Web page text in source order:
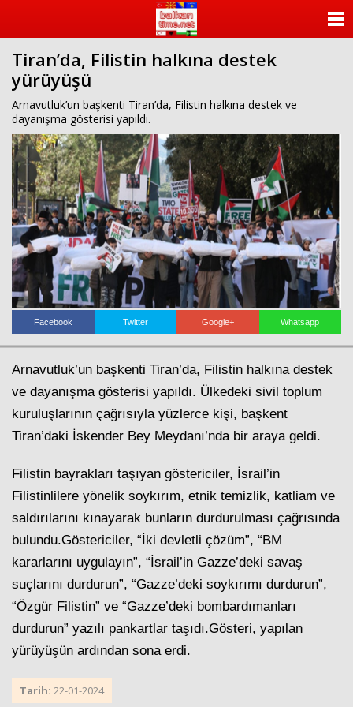
Tiran’da, Filistin halkına destek
yürüyüşü
Arnavutluk’un başkenti Tiran’da, Filistin halkına destek ve
dayanışma gösterisi yapıldı.
Facebook Twitter Google+ Whatsapp
Arnavutluk’un başkenti Tiran’da, Filistin halkına destek
ve dayanışma gösterisi yapıldı. Ülkedeki sivil toplum
kuruluşlarının çağrısıyla yüzlerce kişi, başkent
Tiran’daki İskender Bey Meydanı’nda bir araya geldi.
Filistin bayrakları taşıyan göstericiler, İsrail’in
Filistinlilere yönelik soykırım, etnik temizlik, katliam ve
saldırılarını kınayarak bunların durdurulması çağrısında
bulundu.Göstericiler, “İki devletli çözüm”, “BM
kararlarını uygulayın”, “İsrail’in Gazze’deki savaş
suçlarını durdurun”, “Gazze’deki soykırımı durdurun”,
“Özgür Filistin” ve “Gazze’deki bombardımanları
durdurun” yazılı pankartlar taşıdı.Gösteri, yapılan
yürüyüşün ardından sona erdi.
Tarih: 22-01-2024
KATEGORİLER
ANKETLER
FOTO GALERİ
VİDEO GALERİ
KÜNYE
İLETİŞİM
Haberin Doğru Adresi.